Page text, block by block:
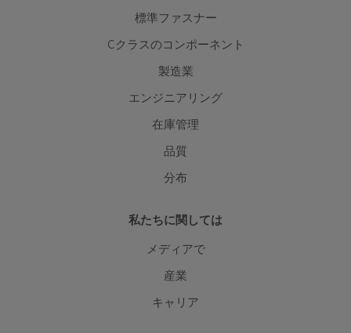
標準ファスナー
Cクラスのコンポーネント
製造業
エンジニアリング
在庫管理
品質
分布
私たちに関しては
メディアで
産業
キャリア